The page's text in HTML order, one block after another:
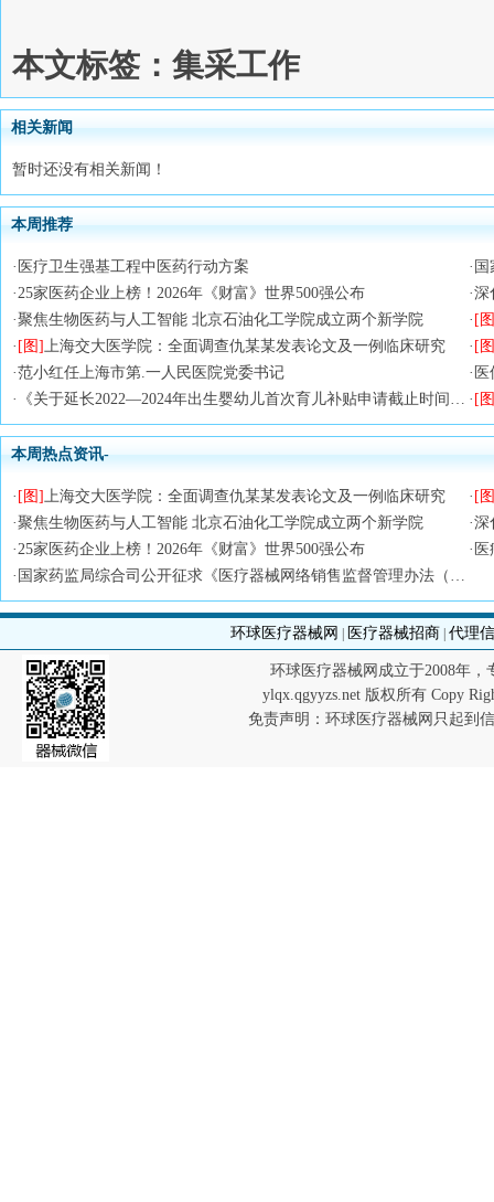
本文标签：集采工作
相关新闻
暂时还没有相关新闻！
本周推荐
· 医疗卫生强基工程中医药行动方案 · 国
·25家医药企业上榜！2026年《财富》世界500强公布 ·深
·聚焦生物医药与人工智能 北京石油化工学院成立两个新学院 · [
· [图]上海交大医学院：全面调查仇某某发表论文及一例临床研究 · [
·范小红任上海市第.一人民医院党委书记 ·
·
《关于延长2022—2024年出生婴幼儿首次育儿补贴申请截止时间的通知》政策解读 · [
本周热点资讯-
· [图]上海交大医学院：全面调查仇某某发表论文及一例临床研究 · [
·聚焦生物医药与人工智能 北京石油化工学院成立两个新学院 ·深
·25家医药企业上榜！2026年《财富》世界500强公布 ·
· 国家药监局综合司公开征求《医疗器械网络销售监督管理办法（修订草案征求意见稿）》意见
环球医疗器械网 医疗器械招商 代理
环球医疗器械网成立于2008年
ylqx.qgyyzs.net 版权所有 Copy
免责声明：环球医疗器械网只起到